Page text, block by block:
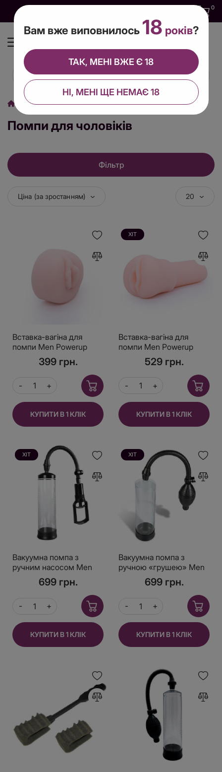
0
Секс іграшки Вакуумні помпи Помпи для чоловіків
Помпи для чоловіків
Фільтр
Ціна (за зростанням) 20
Вставка-вагіна для
помпи Men Powerup
Vagina, широка
399 грн.
КУПИТИ В 1 КЛІК
ХІТ
Вставка-вагіна для
помпи Men Powerup
Vagina, подовжена
529 грн.
КУПИТИ В 1 КЛІК
ХІТ
Вакуумна помпа з
ручним насосом Men
Powerup Black
699 грн.
КУПИТИ В 1 КЛІК
ХІТ
Вакуумна помпа з
ручною «грушею» Men
Powerup699 грн.
КУПИТИ В 1 КЛІК
Вам вже виповнилось 18 років?
НІ, МЕНІ ЩЕ НЕМАЄ 18
ТАК, МЕНІ ВЖЕ Є 18